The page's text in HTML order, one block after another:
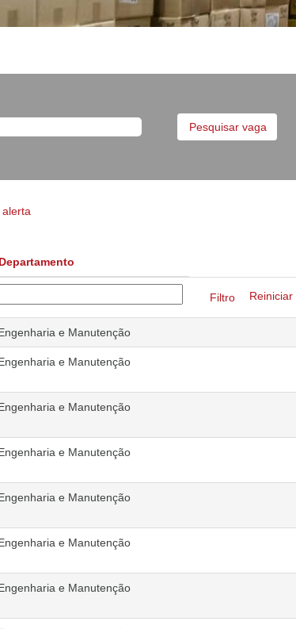
Departamento
Reiniciar
e Manutenção
e Manutenção
e Manutenção
e Manutenção
e Manutenção
e Manutenção
e Manutenção